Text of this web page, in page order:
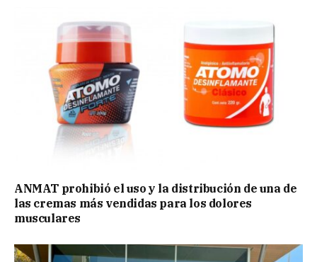
ANMAT prohibió el uso y la distribución de una de
las cremas más vendidas para los dolores
musculares